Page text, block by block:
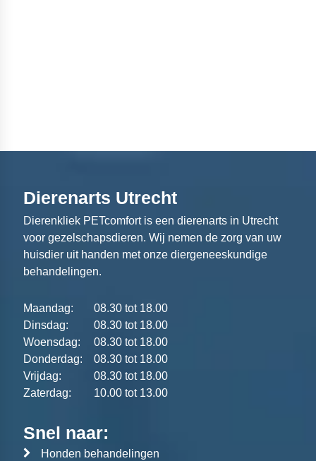
Dierenarts Utrecht
Dierenkliek PETcomfort is een dierenarts in Utrecht
voor gezelschapsdieren. Wij nemen de zorg van uw
huisdier uit handen met onze diergeneeskundige
behandelingen.
Maandag:
08.30 tot 18.00
Dinsdag:
08.30 tot 18.00
Woensdag:
08.30 tot 18.00
Donderdag:
08.30 tot 18.00
Vrijdag:
08.30 tot 18.00
Zaterdag:
10.00 tot 13.00
Snel naar:
Honden behandelingen